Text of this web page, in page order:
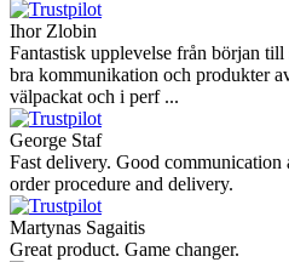
Ihor Zlobin
Fantastisk upplevelse från början
bra kommunikation och produkter
välpackat och i perf ...
George Staf
Fast delivery. Good communication
order procedure and delivery.
Martynas Sagaitis
Great product. Game changer.